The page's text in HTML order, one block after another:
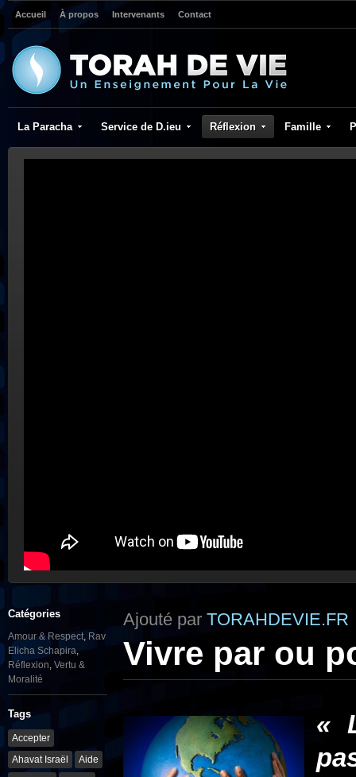
Accueil À propos Intervenants Contact
La Paracha Service de D.ieu Réflexion Famille
Catégories
Amour & Respect, Rav
Elicha Schapira,
Réflexion, Vertu &
Moralité
Tags
Accepter
Ahavat Israël
Aide
Ajouté par TORAHDEVIE.FR
Vivre par ou
«